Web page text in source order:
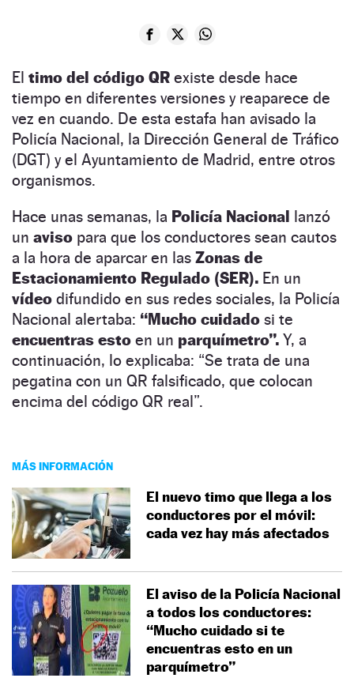
El timo del código QR existe desde hace
tiempo en diferentes versiones y reaparece de
vez en cuando. De esta estafa han avisado la
Policía Nacional, la Dirección General de Tráfico
(DGT) y el Ayuntamiento de Madrid, entre otros
organismos.
Hace unas semanas, la Policía Nacional lanzó
un aviso para que los conductores sean cautos
a la hora de aparcar en las Zonas de
Estacionamiento Regulado (SER). En un
vídeo difundido en sus redes sociales, la Policía
Nacional alertaba: “Mucho cuidado si te
encuentras esto en un parquímetro”. Y, a
continuación, lo explicaba: “Se trata de una
pegatina con un QR falsificado, que colocan
encima del código QR real”.
MÁS INFORMACIÓN
El nuevo timo que llega a los
conductores por el móvil:
cada vez hay más afectados
El aviso de la Policía Nacional
a todos los conductores:
“Mucho cuidado si te
encuentras esto en un
parquímetro”